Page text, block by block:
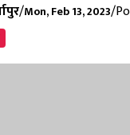
/Mon, Feb 13, 2023/